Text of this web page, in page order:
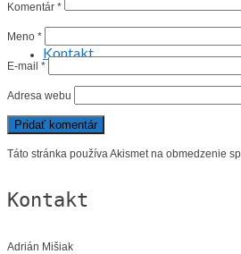
Kontakt
Komentár *
Meno *
E-mail *
Adresa webu
Táto stránka používa Akismet na obmedzenie
Kontakt
Adrián Mišiak